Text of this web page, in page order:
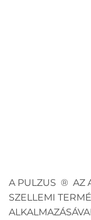
A PULZUS ® AZ
SZELLEMI